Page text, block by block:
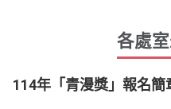
各處
114年「青漫獎」報名